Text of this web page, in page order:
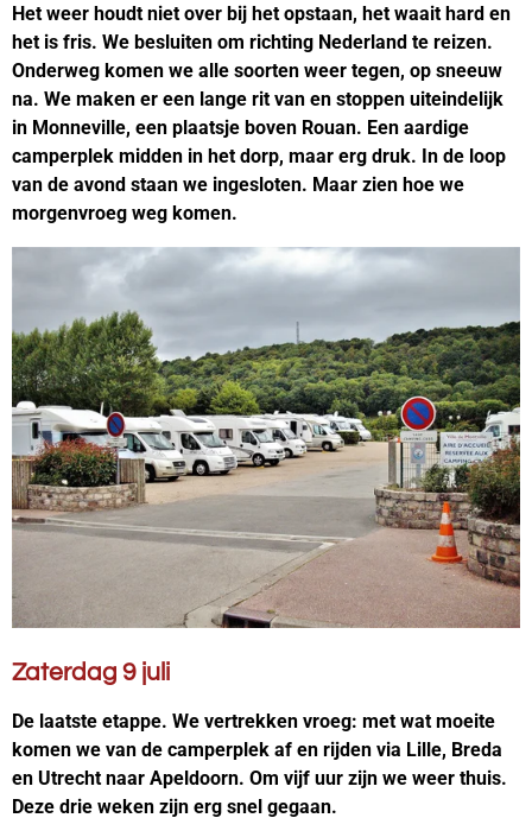
Het weer houdt niet over bij het opstaan, het waait hard en
het is fris. We besluiten om richting Nederland te reizen.
Onderweg komen we alle soorten weer tegen, op sneeuw
na. We maken er een lange rit van en stoppen uiteindelijk
in Monneville, een plaatsje boven Rouan. Een aardige
camperplek midden in het dorp, maar erg druk. In de loop
van de avond staan we ingesloten. Maar zien hoe we
morgenvroeg weg komen.
Zaterdag 9 juli
De laatste etappe. We vertrekken vroeg: met wat moeite
komen we van de camperplek af en rijden via Lille, Breda
en Utrecht naar Apeldoorn. Om vijf uur zijn we weer thuis.
Deze drie weken zijn erg snel gegaan.